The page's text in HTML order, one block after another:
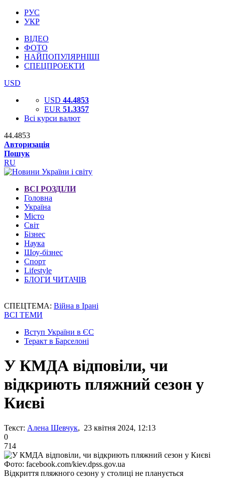
РУС
УКР
ВІДЕО
ФОТО
НАЙПОПУЛЯРНІШІ
СПЕЦПРОЕКТИ
USD
USD 44.4853
EUR 51.3357
Всі курси валют
44.4853
Авторизація
Пошук
RU
ВСІ РОЗДІЛИ
Головна
Україна
Місто
Світ
Бізнес
Наука
Шоу-бізнес
Спорт
Lifestyle
БЛОГИ ЧИТАЧІВ
СПЕЦТЕМА: Війна в Ірані
ВСІ ТЕМИ
Вступ України в ЄС
Теракт в Барселоні
У КМДА відповіли, чи
відкриють пляжний сезон у
Києві
Текст: Алена Шевчук, 23 квітня 2024, 12:13
0
714
Фото: facebook.com/kiev.dpss.gov.ua
Відкриття пляжного сезону у столиці не планується